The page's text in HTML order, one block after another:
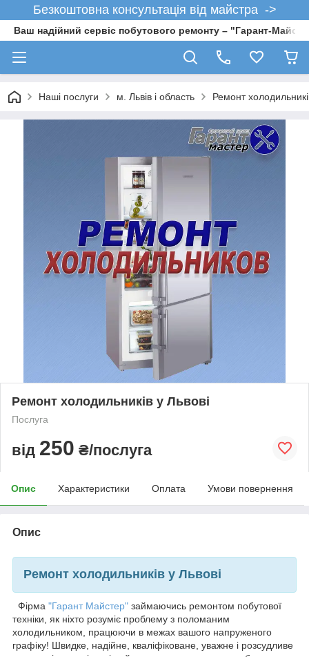
Безкоштовна консультація від майстра ->
Ваш надійний сервіс побутового ремонту – "Гарант-
Наші послуги м. Львів і область Ремонт
Ремонт холодильників у Львові
Послуга
від 250 ₴/послуга
Опис Характеристики Оплата Умови повернення
Опис
Ремонт холодильників у Львові
Фірма "Гарант Майстер" займаючись ремонтом побутової
техніки, як ніхто розуміє проблему з поломаним
холодильником, працюючи в межах вашого напруженого
графіку! Швидке, надійне, кваліфіковане, уважне і розсудливе